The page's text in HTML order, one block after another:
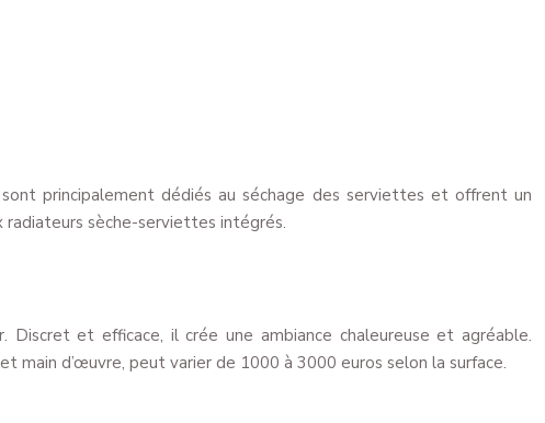
principalement dédiés au séchage des serviettes et offrent un
sèche-serviettes intégrés.
et efficace, il crée une ambiance chaleureuse et agréable.
d’œuvre, peut varier de 1000 à 3000 euros selon la surface.